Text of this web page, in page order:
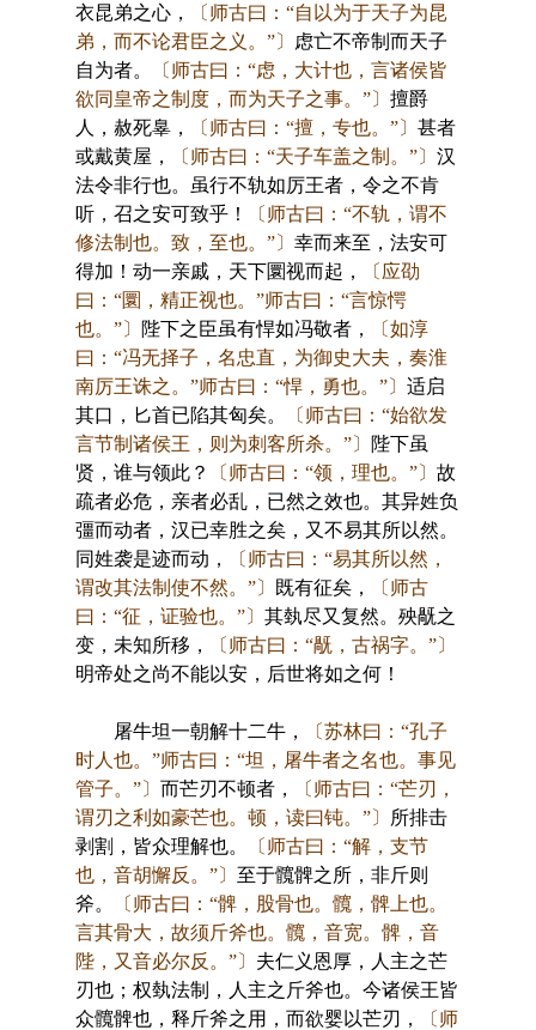
衣昆弟之心，
〔师古曰：“自以为于天子为昆
弟，而不论君臣之义。”〕
虑亡不帝制而天子
自为者。
〔师古曰：“虑，大计也，言诸侯皆
欲同皇帝之制度，而为天子之事。”〕 擅爵
人，赦死辠，
〔师古曰：“擅，专也。”〕 甚者
或戴黄屋，
〔师古曰：“天子车盖之制。”〕 汉
法令非行也。虽行不轨如厉王者，令之不肯
听，召之安可致乎！
〔师古曰：“不轨，谓不
修法制也。致，至也。”〕 幸而来至，法安可
得加！动一亲戚，天下圜视而起，
〔应劭
曰：“圜，精正视也。”师古曰：“言惊愕
也。”〕
陛下之臣虽有悍如冯敬者，
〔如淳
曰：“冯无择子，名忠直，为御史大夫，奏淮
南厉王诛之。”师古曰：“悍，勇也。”〕 适启
其口，匕首已陷其匈矣。
〔师古曰：“始欲发
言节制诸侯王，则为刺客所杀。”〕
陛下虽
贤，谁与领此？
〔师古曰：“领，理也。”〕 故
疏者必危，亲者必乱，已然之效也。其异姓负
彊而动者，汉已幸胜之矣，又不易其所以然。
同姓袭是迹而动，
〔师古曰：“易其所以然，
谓改其法制使不然。”〕
既有征矣，
〔师古
曰：“征，证验也。”〕 其埶尽又复然。殃旤之
变，未知所移，
〔师古曰：“旤，古祸字。”〕
明帝处之尚不能以安，后世将如之何！
屠牛坦一朝解十二牛，
〔苏林曰：“孔子
时人也。”师古曰：“坦，屠牛者之名也。事见
管子。”〕 而芒刃不顿者，
〔师古曰：“芒刃，
谓刃之利如豪芒也。顿，读曰钝。”〕
所排击
剥割，皆众理解也。
〔师古曰：“解，支节
也，音胡懈反。”〕 至于髖髀之所，非斤则
斧。
〔师古曰：“髀，股骨也。髖，髀上也。
言其骨大，故须斤斧也。髖，音宽。髀，音
陛，又音必尔反。”〕 夫仁义恩厚，人主之芒
刃也；权埶法制，人主之斤斧也。今诸侯王皆
众髖髀也，释斤斧之用，而欲婴以芒刃，
〔师